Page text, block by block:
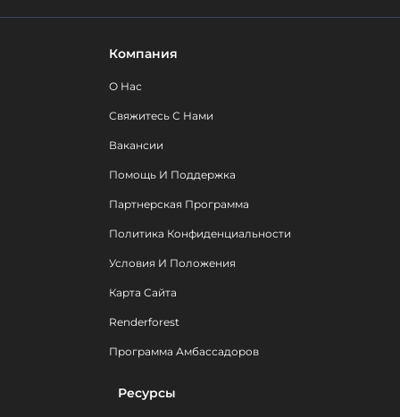
Компания
О Нас
Свяжитесь С Нами
Вакансии
Помощь И Поддержка
Партнерская Программа
Политика Конфиденциальности
Условия И Положения
Карта Сайта
Renderforest
Программа Амбассадоров
Ресурсы